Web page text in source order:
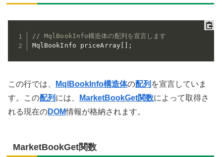
// MqlBookInfo構造体の配列を宣言します
MqlBookInfo priceArray[ ;
この行では、 MqlBookInfo構造体の配列 を宣言していま
す。この配列 には、 MarketBookGet関数によって取得さ
れる現在のDOM情報が格納されます。
MarketBookGet関数